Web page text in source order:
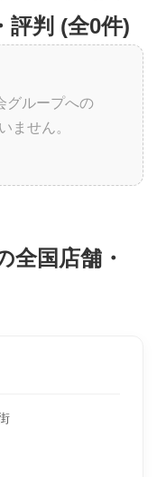
評判 (全0件)
グループへの
ません。
全国店舗・